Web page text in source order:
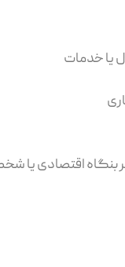
یا خدمات
بنگاه اقتصادی